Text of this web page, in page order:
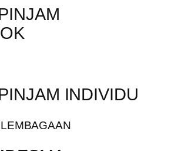
INDIVIDU